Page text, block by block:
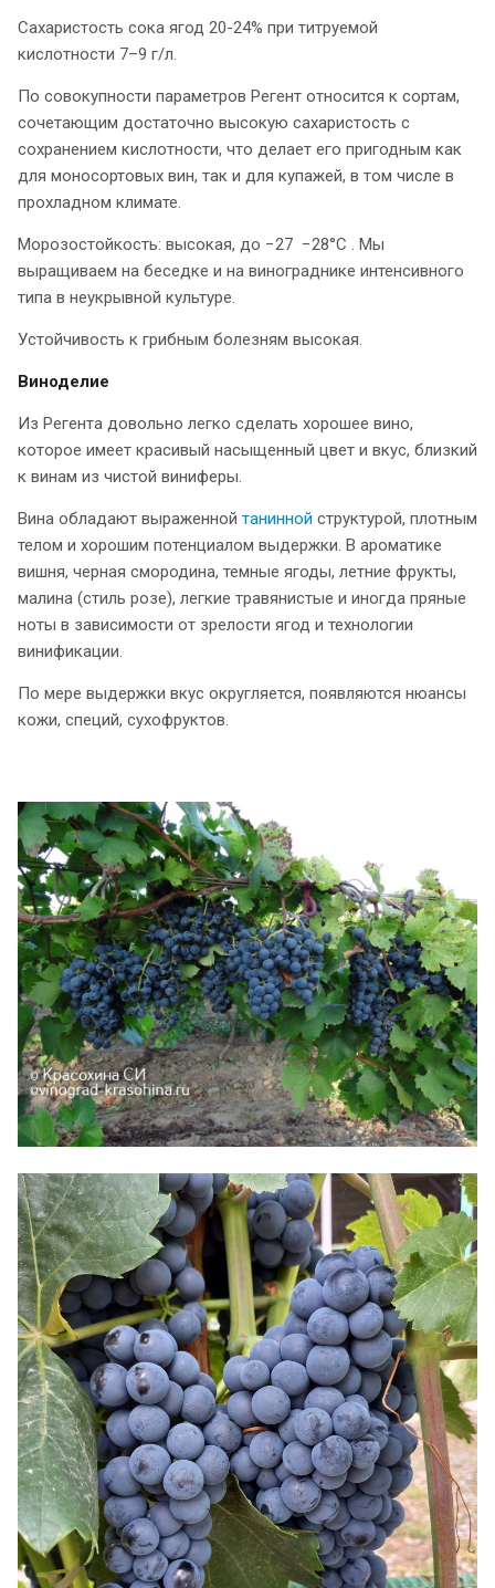
Сахаристость сока ягод 20-24% при титруемой
кислотности 7–9 г/л.
По совокупности параметров Регент относится к сортам,
сочетающим достаточно высокую сахаристость с
сохранением кислотности, что делает его пригодным как
для моносортовых вин, так и для купажей, в том числе в
прохладном климате.
Морозостойкость: высокая, до −27 −28°С . Мы
выращиваем на беседке и на винограднике интенсивного
типа в неукрывной культуре.
Устойчивость к грибным болезням высокая.
Виноделие
Из Регента довольно легко сделать хорошее вино,
которое имеет красивый насыщенный цвет и вкус, близкий
к винам из чистой виниферы.
Вина обладают выраженной танинной структурой, плотным
телом и хорошим потенциалом выдержки. В ароматике
вишня, черная смородина, темные ягоды, летние фрукты,
малина (стиль розе), легкие травянистые и иногда пряные
ноты в зависимости от зрелости ягод и технологии
винификации.
По мере выдержки вкус округляется, появляются нюансы
кожи, специй, сухофруктов.